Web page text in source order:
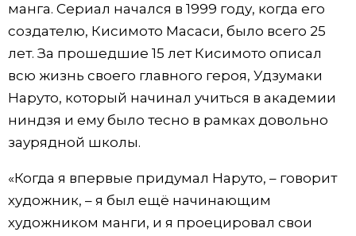
Токио
От редакции
манга. Сериал начался в 1999 году, когда его
создателю, Кисимото Масаси, было всего 25
лет. За прошедшие 15 лет Кисимото описал
всю жизнь своего главного героя, Удзумаки
Наруто, который начинал учиться в академии
ниндзя и ему было тесно в рамках довольно
заурядной школы.
«Когда я впервые придумал Наруто, – говорит
художник, – я был ещё начинающим
художником манги, и я проецировал свои